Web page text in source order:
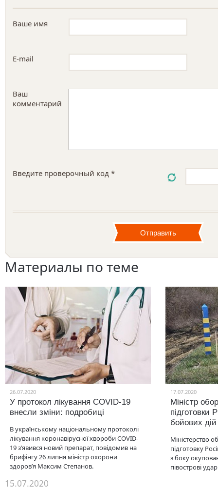
Ваше имя
E-mail
Ваш
комментарий
Введите проверочный код *
Материалы по теме
26.07.2020
У протокол лікування COVID-19
внесли зміни: подробиці
В українському національному протоколі
лікування коронавірусної хвороби COVID-
19 з’явився новий препарат, повідомив на
брифінгу 26 липня міністр охорони
здоров’я Максим Степанов.
17.07.2020
Міністр
підготовки
бойових дій
Міністерство
підготовку
з боку
півострові
15.07.2020